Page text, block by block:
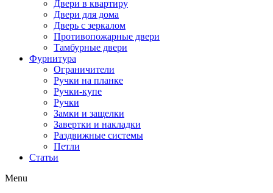
Двери в квартиру
Двери для дома
Дверь с зеркалом
Противопожарные двери
Тамбурные двери
Фурнитура
Ограничители
Ручки на планке
Ручки-купе
Ручки
Замки и защелки
Завертки и накладки
Раздвижные системы
Петли
Статьи
Menu